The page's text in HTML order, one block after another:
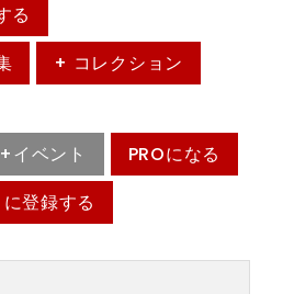
る
+ コレクション
+イベント
PROになる
登録する